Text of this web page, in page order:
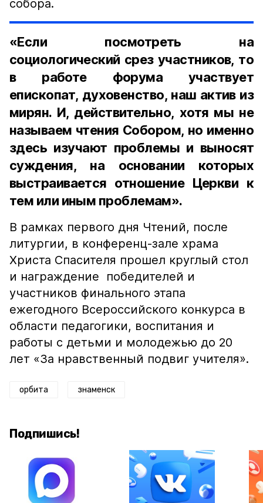
собора.
«Если посмотреть на
социологический срез участников, то
в работе форума участвует
епископат, духовенство, наш актив из
мирян. И, действительно, хотя мы не
называем чтения Собором, но именно
здесь изучают проблемы и выносят
суждения, на основании которых
выстраивается отношение Церкви к
тем или иным проблемам».
В рамках первого дня Чтений, после
литургии, в конференц-зале храма
Христа Спасителя прошел круглый стол
и награждение победителей и
участников финального этапа
ежегодного Всероссийского конкурса в
области педагогики, воспитания и
работы с детьми и молодежью до 20
лет «За нравственный подвиг учителя».
орбита знаменск
Подпишись!